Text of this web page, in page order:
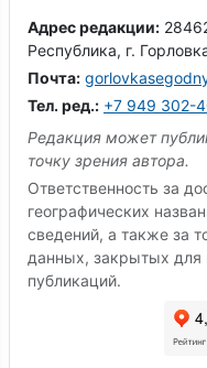
Адрес редакции:
Республика, г.
Почта:
Тел. ред.: +7 949 302-
Редакция может
точку зрения автора.
Ответственность за
географических
сведений, а также за
данных, закрытых для
публикаций.